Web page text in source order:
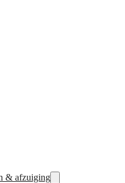
& afzuiging